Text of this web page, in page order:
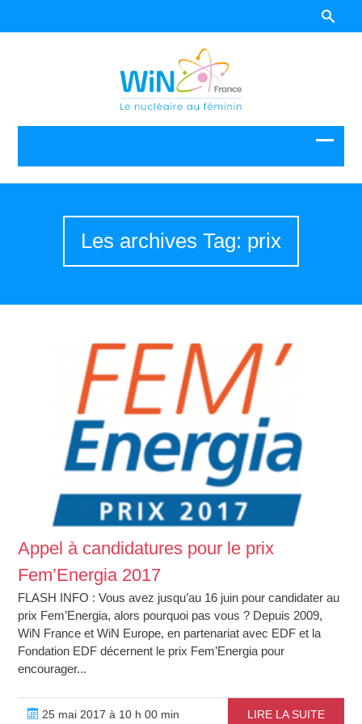
Les archives Tag: prix
Appel à candidatures pour le prix
Fem’Energia 2017
FLASH INFO : Vous avez jusqu’au 16 juin pour candidater au
prix Fem’Energia, alors pourquoi pas vous ? Depuis 2009,
WiN France et WiN Europe, en partenariat avec EDF et la
Fondation EDF décernent le prix Fem’Energia pour
encourager...
25 mai 2017 à 10 h 00 min LIRE LA SUITE